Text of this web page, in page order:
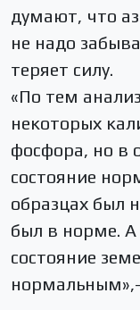
думают, что
не надо
теряет силу.
«По тем
некоторых
фосфора, но в
состояние
образцах был
был в норме.
состояние
нормальным»,-